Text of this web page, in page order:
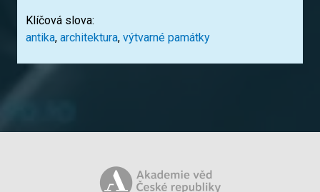
Klíčová slova:
antika, architektura, výtvarné památky